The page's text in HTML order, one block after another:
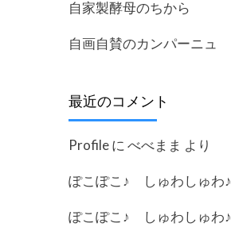
自家製酵母のちから
自画自賛のカンパーニュ
最近のコメント
Profileに べべまま より
ぽこぽこ♪ しゅわしゅわ♪
ぽこぽこ♪ しゅわしゅわ♪